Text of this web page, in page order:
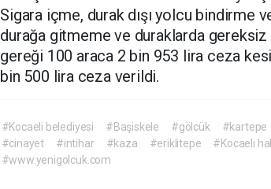
Sigara içme, durak dışı yolcu bindirme
durağa gitmeme ve duraklarda
gereği 100 araca 2 bin 953 lira ceza
bin 500 lira ceza verildi.
#Kocaeli belediyesi #Başiskele #gölcük #kartepe
#cinayet
#intihar #kaza #eriklitepe #Kocaeli
#www.yenigolcuk.com